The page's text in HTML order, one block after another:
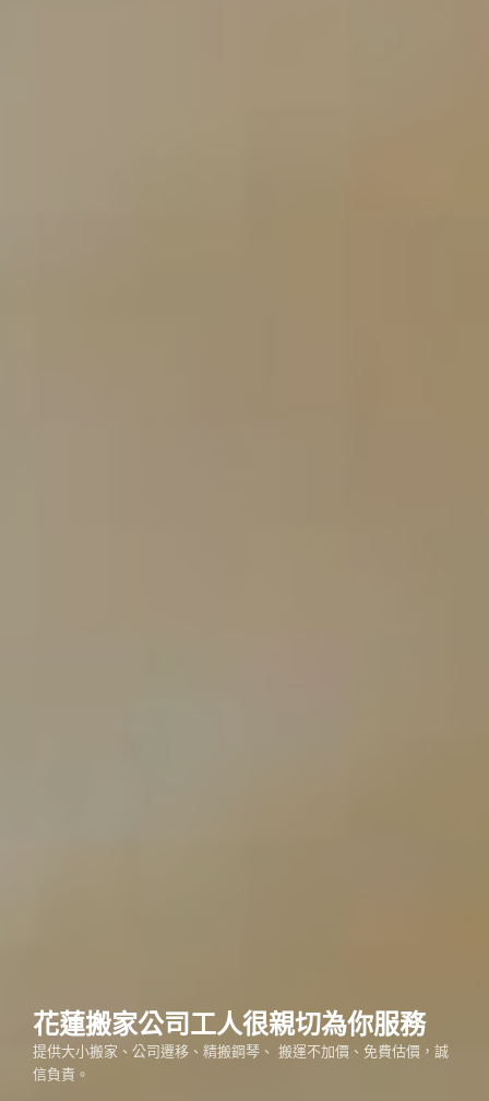
花蓮搬家公司工人很親切為你服務
提供大小搬家、公司遷移、精搬鋼琴、 搬運不加價、免費估價，誠
信負責。